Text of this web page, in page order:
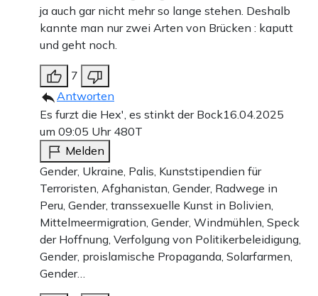
ja auch gar nicht mehr so lange stehen. Deshalb
kannte man nur zwei Arten von Brücken : kaputt
und geht noch.
7
Antworten
Es furzt die Hex', es stinkt der Bock16.04.2025
um 09:05 Uhr 480T
Melden
Gender, Ukraine, Palis, Kunststipendien für
Terroristen, Afghanistan, Gender, Radwege in
Peru, Gender, transsexuelle Kunst in Bolivien,
Mittelmeermigration, Gender, Windmühlen, Speck
der Hoffnung, Verfolgung von Politikerbeleidigung,
Gender, proislamische Propaganda, Solarfarmen,
Gender…